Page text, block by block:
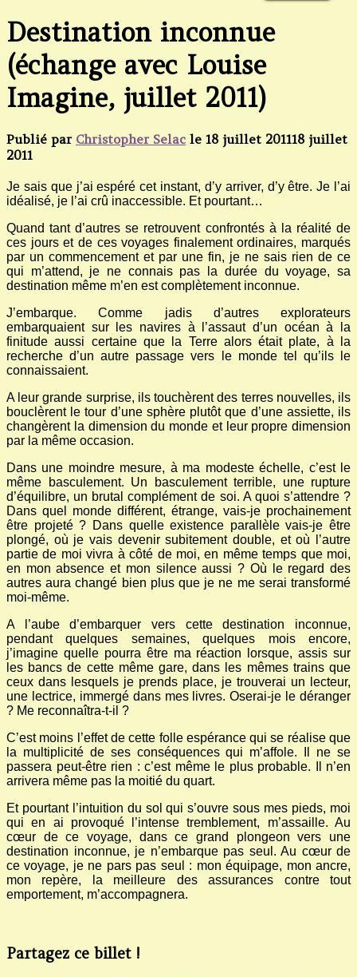
Destination inconnue
(échange avec Louise
Imagine, juillet 2011)
Publié par Christopher Selac le 18 juillet 201118 juillet
2011
Je sais que j’ai espéré cet instant, d’y arriver, d’y être. Je l’ai
idéalisé, je l’ai crû inaccessible. Et pourtant…
Quand tant d’autres se retrouvent confrontés à la réalité de
ces jours et de ces voyages finalement ordinaires, marqués
par un commencement et par une fin, je ne sais rien de ce
qui m’attend, je ne connais pas la durée du voyage, sa
destination même m’en est complètement inconnue.
J’embarque. Comme jadis d’autres explorateurs
embarquaient sur les navires à l’assaut d’un océan à la
finitude aussi certaine que la Terre alors était plate, à la
recherche d’un autre passage vers le monde tel qu’ils le
connaissaient.
A leur grande surprise, ils touchèrent des terres nouvelles, ils
bouclèrent le tour d’une sphère plutôt que d’une assiette, ils
changèrent la dimension du monde et leur propre dimension
par la même occasion.
Dans une moindre mesure, à ma modeste échelle, c’est le
même basculement. Un basculement terrible, une rupture
d’équilibre, un brutal complément de soi. A quoi s’attendre ?
Dans quel monde différent, étrange, vais-je prochainement
être projeté ? Dans quelle existence parallèle vais-je être
plongé, où je vais devenir subitement double, et où l’autre
partie de moi vivra à côté de moi, en même temps que moi,
en mon absence et mon silence aussi ? Où le regard des
autres aura changé bien plus que je ne me serai transformé
moi-même.
A l’aube d’embarquer vers cette destination inconnue,
pendant quelques semaines, quelques mois encore,
j’imagine quelle pourra être ma réaction lorsque, assis sur
les bancs de cette même gare, dans les mêmes trains que
ceux dans lesquels je prends place, je trouverai un lecteur,
une lectrice, immergé dans mes livres. Oserai-je le déranger
? Me reconnaîtra-t-il ?
C’est moins l’effet de cette folle espérance qui se réalise que
la multiplicité de ses conséquences qui m’affole. Il ne se
passera peut-être rien : c’est même le plus probable. Il n’en
arrivera même pas la moitié du quart.
Et pourtant l’intuition du sol qui s’ouvre sous mes pieds, moi
qui en ai provoqué l’intense tremblement, m’assaille. Au
cœur de ce voyage, dans ce grand plongeon vers une
destination inconnue, je n’embarque pas seul. Au cœur de
ce voyage, je ne pars pas seul : mon équipage, mon ancre,
mon repère, la meilleure des assurances contre tout
emportement, m’accompagnera.
Partagez ce billet !